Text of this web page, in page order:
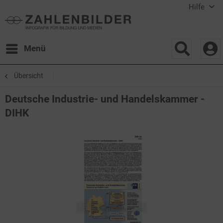
Hilfe
Menü
Übersicht
Deutsche Industrie- und Handelskammer -
DIHK